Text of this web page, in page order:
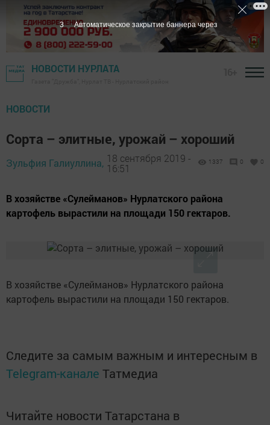
НОВОСТИ НУРЛАТА
НОВОСТИ
Сорта – элитные, урожай – хороший
Зульфия Галиуллина, 18 сентября 2019 -
16:51
1337 0 0
В хозяйстве «Сулейманов» Нурлатского района
картофель вырастили на площади 150 гектаров.
В хозяйстве «Сулейманов» Нурлатского района
картофель вырастили на площади 150 гектаров.
Следите за самым важным и интересным в
Telegram-канале Татмедиа
Читайте новости Татарстана в
2 Автоматическое закрытие баннера через